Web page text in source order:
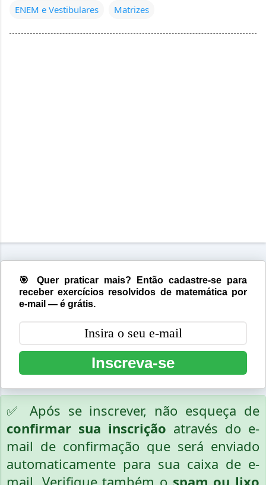
ENEM e Vestibulares Matrizes
🎯 Quer praticar mais? Então cadastre-se para
receber exercícios resolvidos de matemática por
e-mail — é grátis.
Inscreva-se
✅ Após se inscrever, não esqueça de
confirmar sua inscrição através do e-
mail de confirmação que será enviado
automaticamente para sua caixa de e-
mail. Verifique também o spam ou lixo